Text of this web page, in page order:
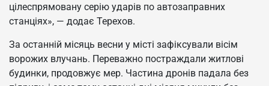
цілеспрямовану серію ударів по автозаправних
станціях», — додає Терехов.
За останній місяць весни у місті зафіксували вісім
ворожих влучань. Переважно постраждали житлові
будинки, продовжує мер. Частина дронів падала без